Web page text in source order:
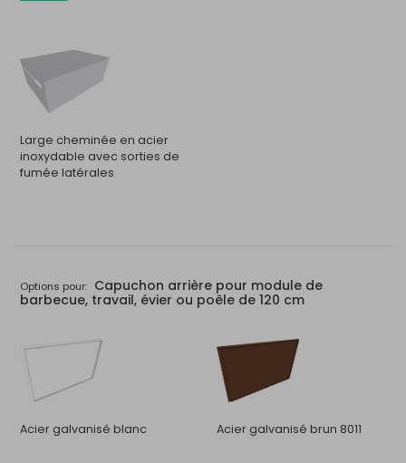
Large cheminée en acier
inoxydable avec sorties de
fumée latérales
Options pour: Capuchon arrière pour module de
barbecue, travail, évier ou poêle de 120 cm
Acier galvanisé blanc Acier galvanisé brun 8011